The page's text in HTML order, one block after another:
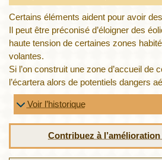
Certains éléments aident pour avoir
Il peut être préconisé d’éloigner des
haute tension de certaines zones
volantes.
Si l’on construit une zone d’accueil de
l’écartera alors de potentiels dangers
Voir l’historique
Contribuez à